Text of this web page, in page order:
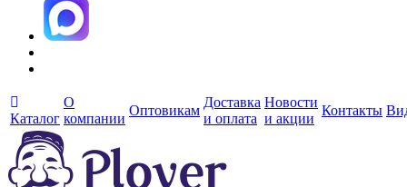
Каталог
О
компании
Оптовикам
Доставка
и оплата
Новости
и акции
Контакты